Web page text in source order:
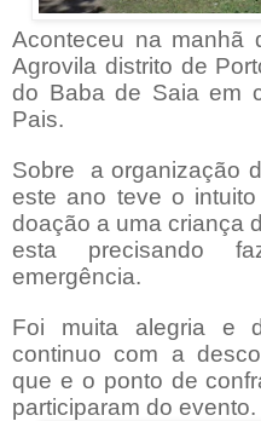
Aconteceu na manhã
Agrovila distrito de
do Baba de Saia em
Pais.
Sobre
a organização
este ano teve o
doação a uma criança
esta precisando
emergência.
Foi muita alegria e
continuo com a
que e o ponto de
participaram do evento.